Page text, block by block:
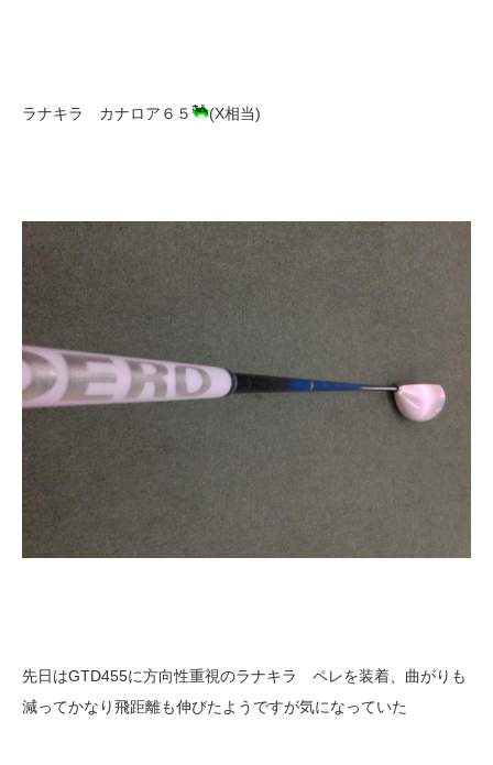
ラナキラ カナロア６５ (X相当)
先日はGTD455に方向性重視のラナキラ ペレを装着、曲がりも
減ってかなり飛距離も伸びたようですが気になっていた